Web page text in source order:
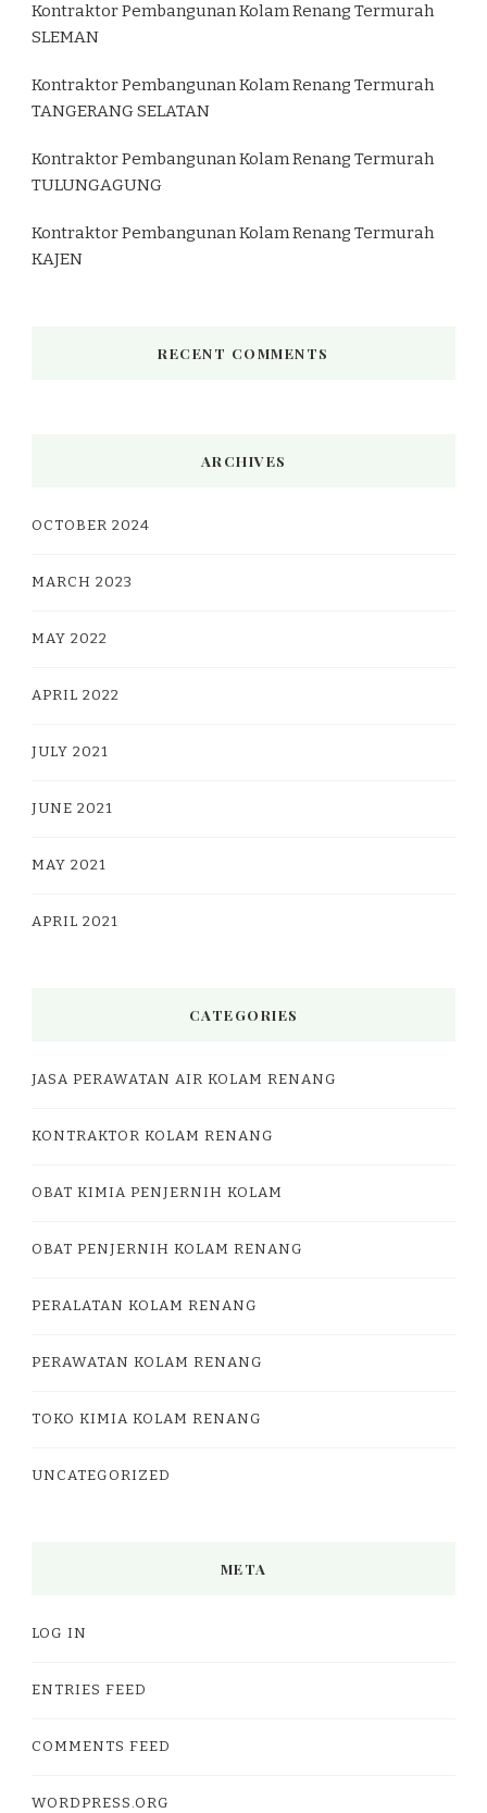
Kontraktor Pembangunan Kolam Renang Termurah
SLEMAN
Kontraktor Pembangunan Kolam Renang Termurah
TANGERANG SELATAN
Kontraktor Pembangunan Kolam Renang Termurah
TULUNGAGUNG
Kontraktor Pembangunan Kolam Renang Termurah
KAJEN
RECENT COMMENTS
ARCHIVES
OCTOBER 2024
MARCH 2023
MAY 2022
APRIL 2022
JULY 2021
JUNE 2021
MAY 2021
APRIL 2021
CATEGORIES
JASA PERAWATAN AIR KOLAM RENANG
KONTRAKTOR KOLAM RENANG
OBAT KIMIA PENJERNIH KOLAM
OBAT PENJERNIH KOLAM RENANG
PERALATAN KOLAM RENANG
PERAWATAN KOLAM RENANG
TOKO KIMIA KOLAM RENANG
UNCATEGORIZED
META
LOG IN
ENTRIES FEED
COMMENTS FEED
WORDPRESS.ORG